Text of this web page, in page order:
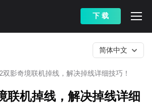
下 载
双影奇境联机掉线，解决掉线详细技巧！
简体中文
联机掉线，解决掉线详细